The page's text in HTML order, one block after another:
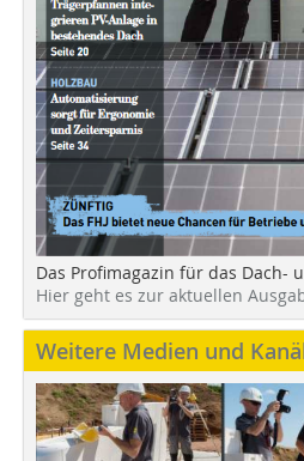
Das Profimagazin für das Dach-
Hier geht es zur aktuellen
Weitere Medien und